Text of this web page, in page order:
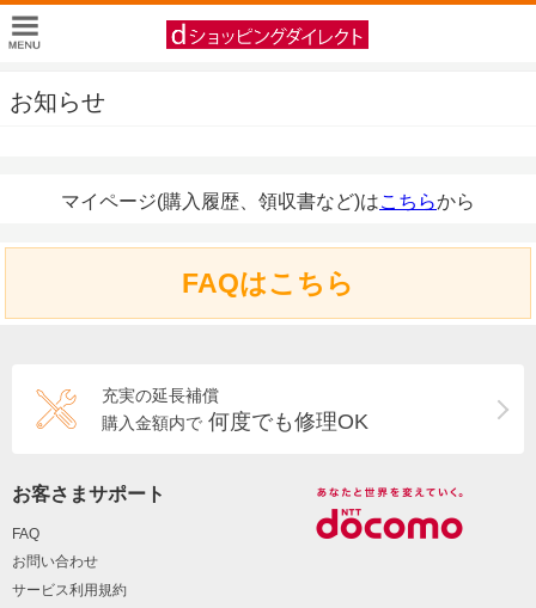
お知らせ
マイページ(購入履歴、領収書など)はこちらから
FAQはこちら
充実の延長補償
購入金額内で 何度でも修理OK
お客さまサポート
FAQ
お問い合わせ
サービス利用規約